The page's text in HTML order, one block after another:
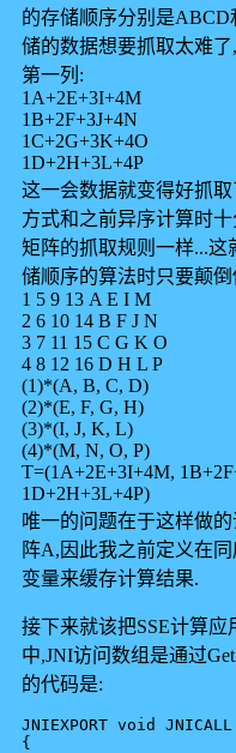
的存储顺序分别是ABCD
储的数据想要抓取太难
第一列:
1A+2E+3I+4M
1B+2F+3J+4N
1C+2G+3K+4O
1D+2H+3L+4P
这一会数据就变得好抓
方式和之前异序计算时
矩阵的抓取规则一样...
储顺序的算法时只要颠
1 5 9 13 A E I M
2 6 10 14 B F J N
3 7 11 15 C G K O
4 8 12 16 D H L P
(1)*(A, B, C, D)
(2)*(E, F, G, H)
(3)*(I, J, K, L)
(4)*(M, N, O, P)
T=(1A+2E+3I+4M,
1D+2H+3L+4P)
唯一的问题在于这样做
阵A,因此我之前定义在
变量来缓存计算结果.
接下来就该把SSE计算
中,JNI访问数组是通过
的代码是:
JNIEXPORT void
{